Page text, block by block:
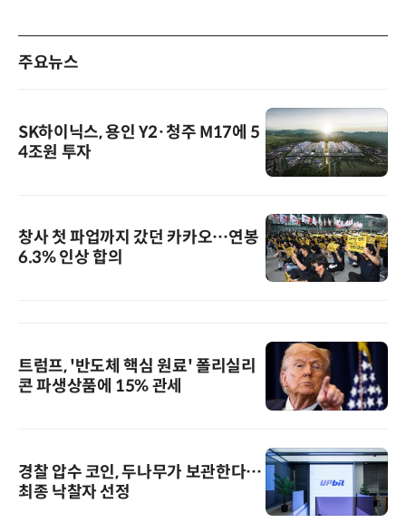
주요뉴스
SK하이닉스, 용인 Y2·청주 M17에 5
4조원 투자
창사 첫 파업까지 갔던 카카오…연봉
6.3% 인상 합의
트럼프, '반도체 핵심 원료' 폴리실리
콘 파생상품에 15% 관세
경찰 압수 코인, 두나무가 보관한다…
최종 낙찰자 선정